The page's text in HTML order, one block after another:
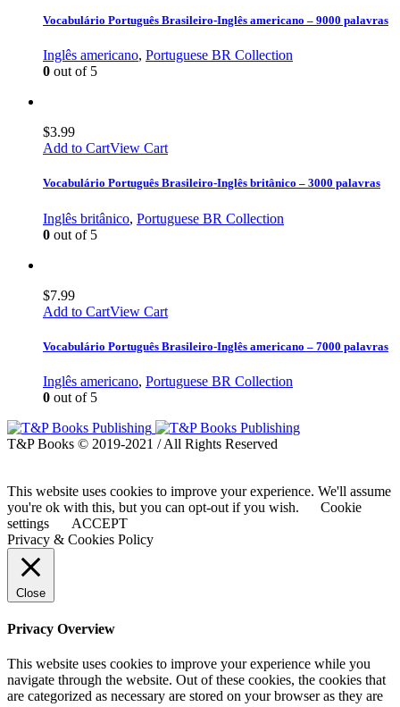
Vocabulário Português Brasileiro-Inglês americano – 9000 palavras
Inglês americano, Portuguese BR Collection
0 out of 5
$3.99
Add to CartView Cart
Vocabulário Português Brasileiro-Inglês britânico – 3000 palavras
Inglês britânico, Portuguese BR Collection
0 out of 5
$7.99
Add to CartView Cart
Vocabulário Português Brasileiro-Inglês americano – 7000 palavras
Inglês americano, Portuguese BR Collection
0 out of 5
T&P Books © 2019-2021 / All Rights Reserved
This website uses cookies to improve your experience. We'll assume
you're ok with this, but you can opt-out if you wish.
Cookie
settings
ACCEPT
Privacy & Cookies Policy
Close
Privacy Overview
This website uses cookies to improve your experience while you
navigate through the website. Out of these cookies, the cookies that
are categorized as necessary are stored on your browser as they are